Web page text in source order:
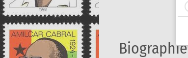
Biographie